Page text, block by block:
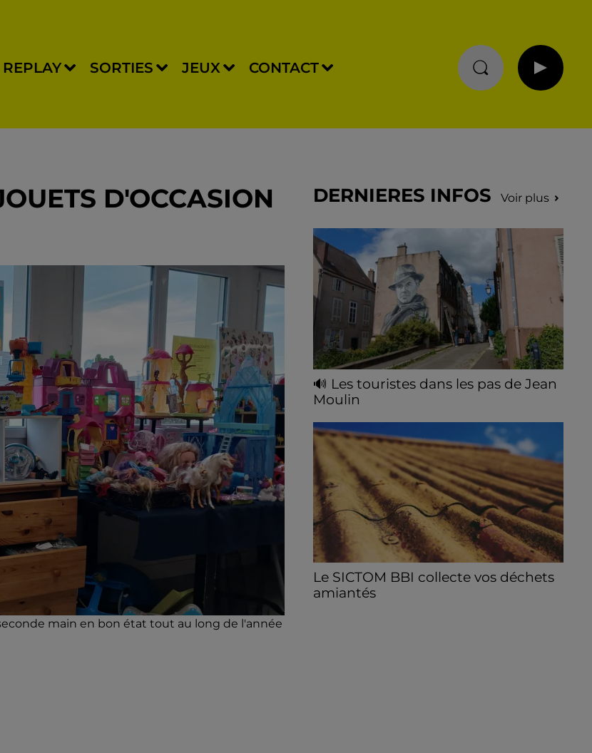
REPLAY SORTIES JEUX CONTACT
D'OCCASION
main en bon état tout au long de l'année
DERNIERES INFOS Voir plus
🔊 Les touristes dans les pas de Jean
Moulin
les sorties estivales de Chartres Tourisme.
Le SICTOM BBI collecte vos déchets
amiantés